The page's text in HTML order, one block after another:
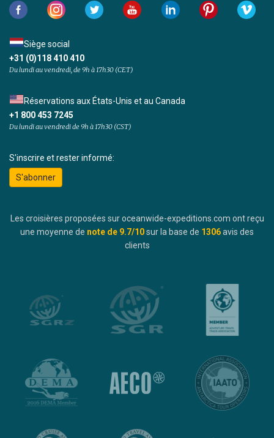
Siège social
+31 (0)118 410 410
Du lundi au vendredi, de 9h à 17h30 (CET)
Réservations aux États-Unis et au Canada
+1 800 453 7245
Du lundi au vendredi de 9h à 17h30 (CST)
S'inscrire et rester informé:
S'abonner
Les croisières proposées sur oceanwide-expeditions.com ont reçu
une moyenne de note de 9.7/10sur la base de 1306avis des
clients